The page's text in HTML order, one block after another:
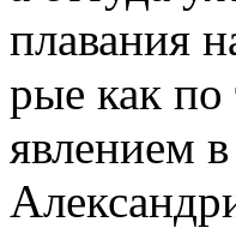
плавания
рые как по
явлением